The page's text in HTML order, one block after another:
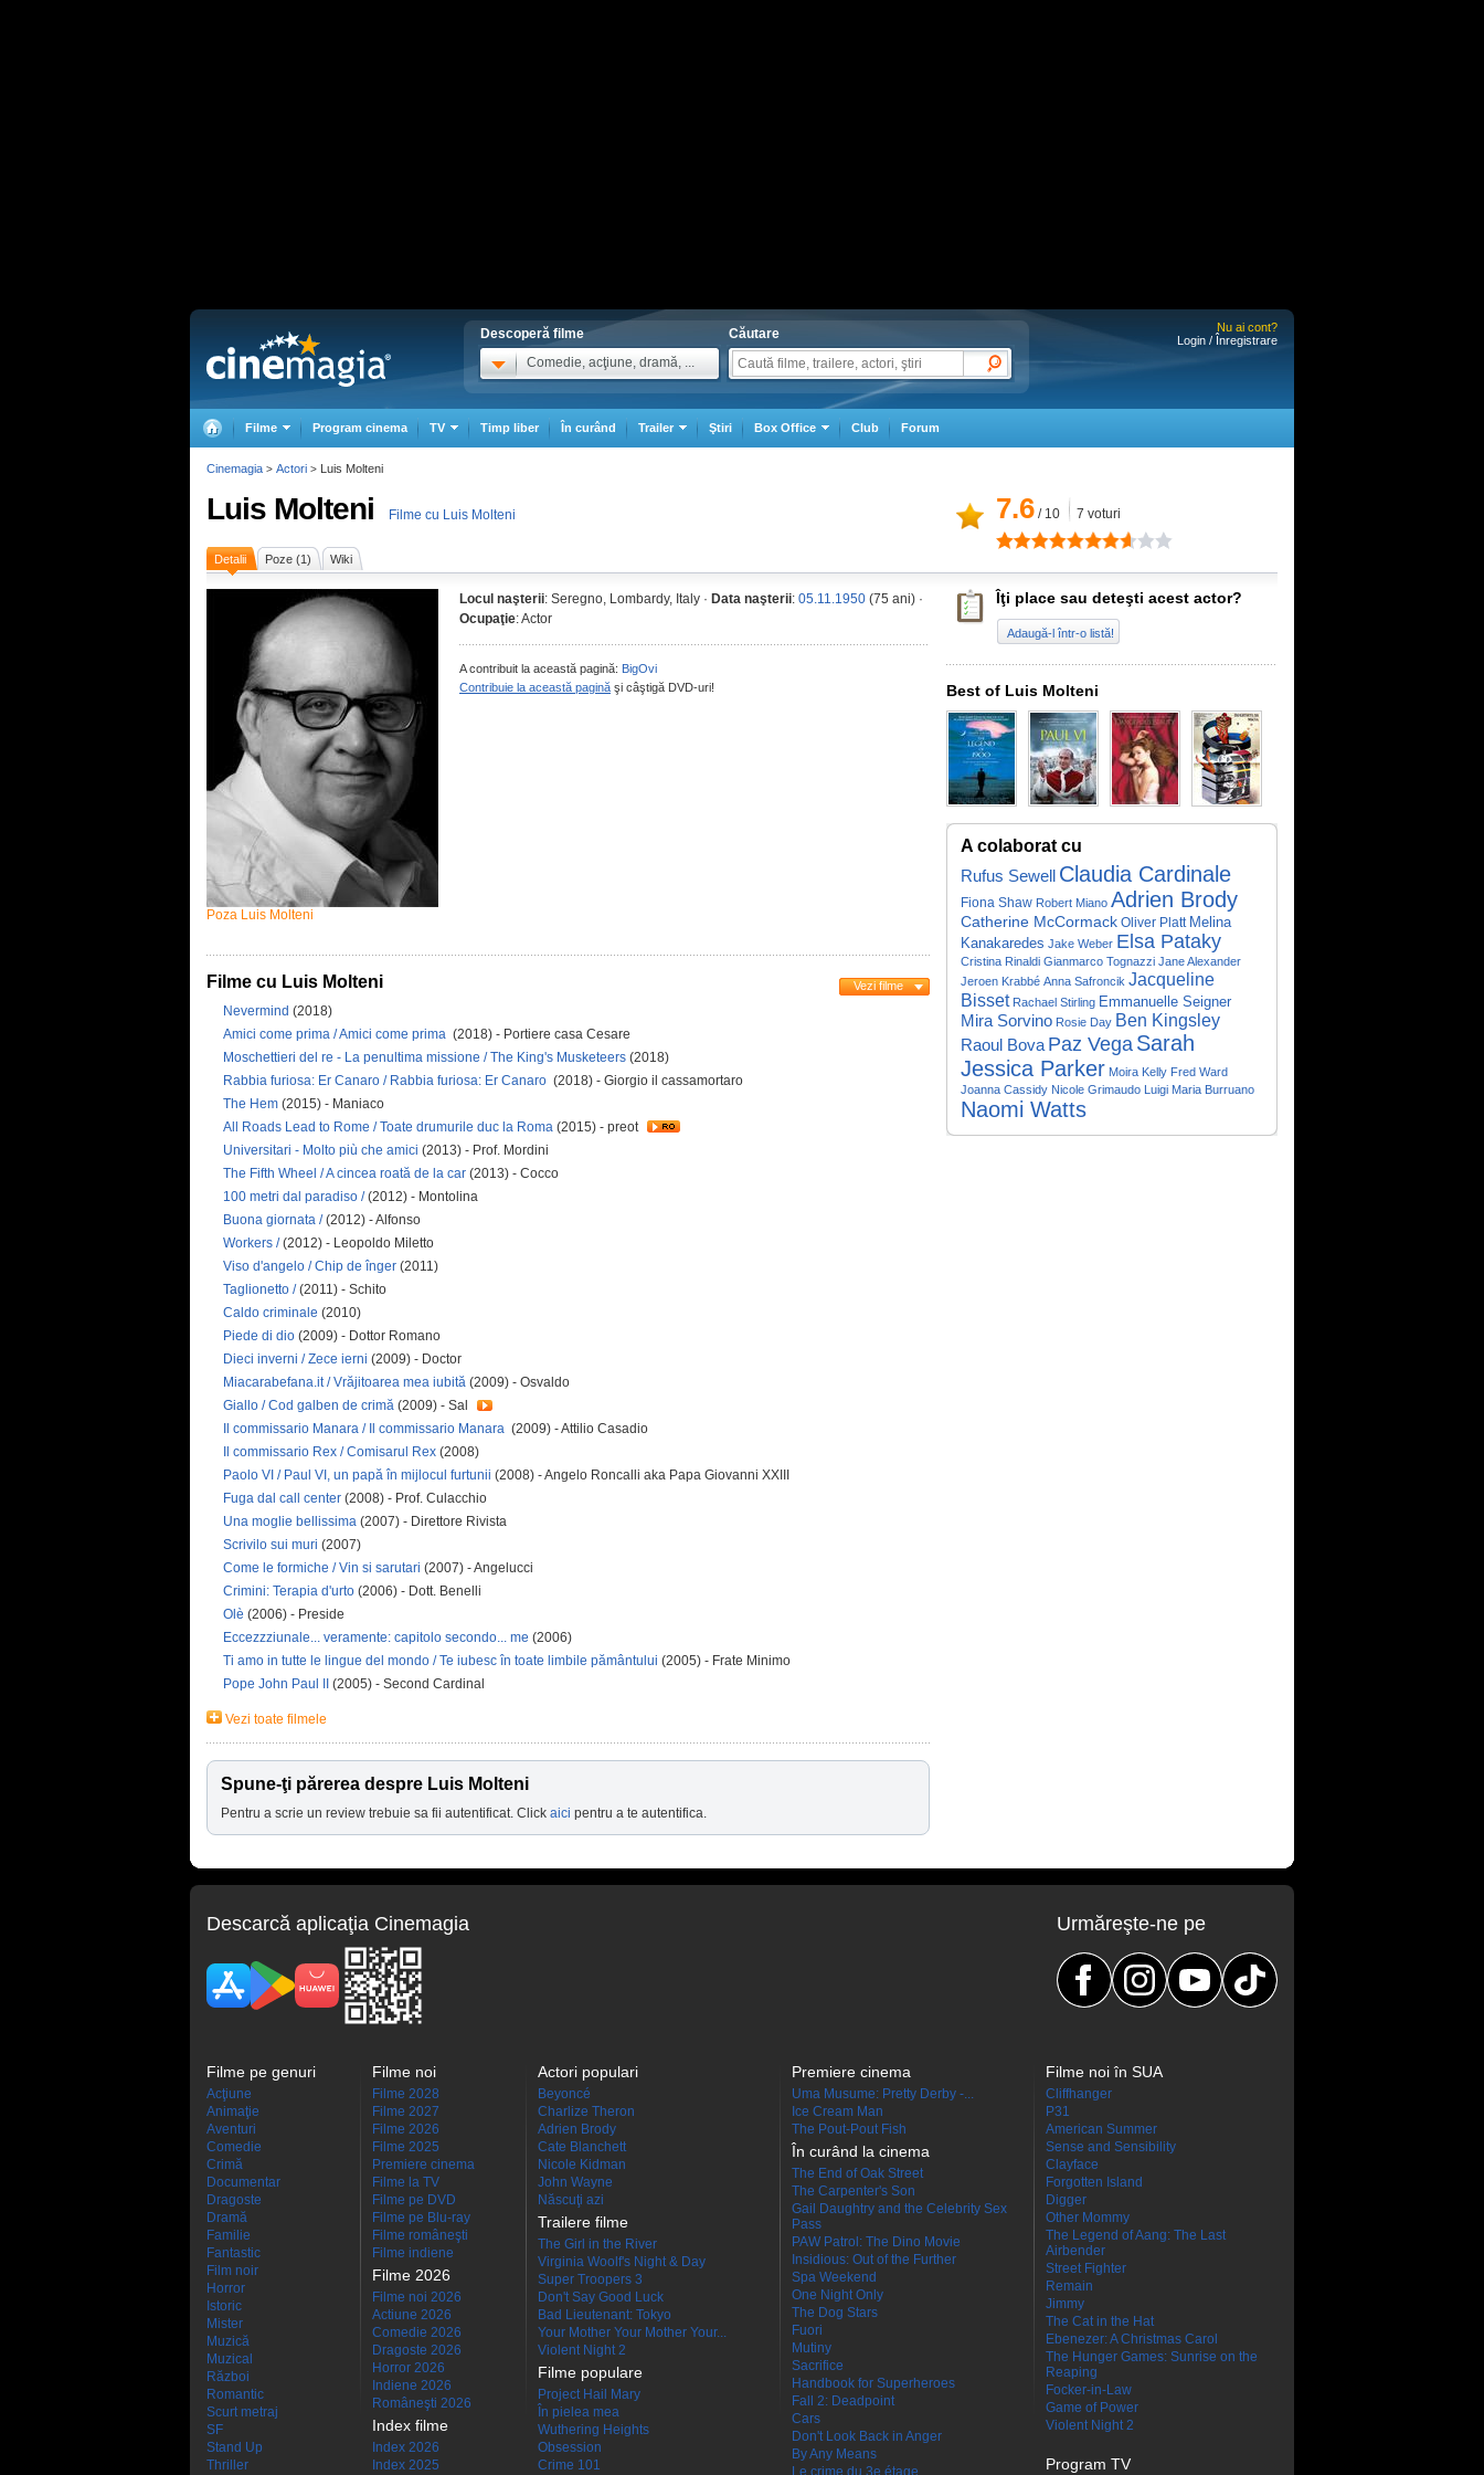
Descoperă filme
Comedie, acţiune, dramă, ...
Căutare
Nu ai cont?
Login / Înregistrare
Filme Program cinema TV Timp liber În curând Trailer Ştiri Box Office Club Forum
Luis Molteni Filme cu Luis Molteni 7.6 / 10 7 voturi
Detalii Poze (1) Wiki
Poza Luis Molteni
Locul naşterii: Seregno, Lombardy, Italy · Data naşterii: 05.11.1950 (75 ani) ·
Ocupaţie: Actor
A contribuit la această pagină: BigOvi
Contribuie la această pagină şi câştigă DVD-uri!
Filme cu Luis Molteni Vezi filme
Nevermind (2018)
Amici come prima / Amici come prima (2018) - Portiere casa Cesare
Moschettieri del re - La penultima missione / The King's Musketeers (2018)
Rabbia furiosa: Er Canaro / Rabbia furiosa: Er Canaro (2018) - Giorgio il cassamortaro
The Hem (2015) - Maniaco
All Roads Lead to Rome / Toate drumurile duc la Roma (2015) - preot
Universitari - Molto più che amici (2013) - Prof. Mordini
The Fifth Wheel / A cincea roată de la car (2013) - Cocco
100 metri dal paradiso /(2012) - Montolina
Buona giornata /(2012) - Alfonso
Workers /(2012) - Leopoldo Miletto
Viso d'angelo / Chip de înger (2011)
Taglionetto /(2011) - Schito
Caldo criminale (2010)
Piede di dio (2009) - Dottor Romano
Dieci inverni / Zece ierni (2009) - Doctor
Miacarabefana.it / Vrăjitoarea mea iubită (2009) - Osvaldo
Giallo / Cod galben de crimă (2009) - Sal
Il commissario Manara / Il commissario Manara (2009) - Attilio Casadio
Il commissario Rex / Comisarul Rex (2008)
Paolo VI / Paul VI, un papă în mijlocul furtunii (2008) - Angelo Roncalli aka Papa Giovanni XXIII
Fuga dal call center (2008) - Prof. Culacchio
Una moglie bellissima (2007) - Direttore Rivista
Scrivilo sui muri (2007)
Come le formiche / Vin si sarutari (2007) - Angelucci
Crimini: Terapia d'urto (2006) - Dott. Benelli
Olè (2006) - Preside
Eccezzziunale... veramente: capitolo secondo... me (2006)
Ti amo in tutte le lingue del mondo / Te iubesc în toate limbile pământului (2005) - Frate Minimo
Pope John Paul II (2005) - Second Cardinal
Vezi toate filmele
Spune-ţi părerea despre Luis Molteni
Pentru a scrie un review trebuie sa fii autentificat. Click aici pentru a te autentifica.
Îţi place sau deteşti acest actor?
Adaugă-l într-o listă!
Best of Luis Molteni
A colaborat cu
Rufus Sewell Claudia Cardinale
Fiona Shaw Robert Miano Adrien Brody
Catherine McCormack Oliver Platt Melina
Kanakaredes Jake Weber Elsa Pataky
Cristina Rinaldi Gianmarco Tognazzi Jane Alexander
Jeroen Krabbé Anna Safroncik Jacqueline
Bisset Rachael Stirling Emmanuelle Seigner
Mira Sorvino Rosie Day Ben Kingsley
Raoul Bova Paz Vega Sarah
Jessica Parker Moira Kelly Fred Ward
Joanna Cassidy Nicole Grimaudo Luigi Maria Burruano
Naomi Watts
Cinemagia > Actori > Luis Molteni
Descarcă aplicaţia Cinemagia Urmăreşte-ne pe
Filme pe genuri
Acţiune
Animaţie
Aventuri
Comedie
Crimă
Documentar
Dragoste
Dramă
Familie
Fantastic
Film noir
Horror
Istoric
Mister
Muzică
Muzical
Război
Romantic
Scurt metraj
SF
Stand Up
Thriller
Filme noi
Filme 2028
Filme 2027
Filme 2026
Filme 2025
Premiere cinema
Filme la TV
Filme pe DVD
Filme pe Blu-ray
Filme româneşti
Filme indiene
Filme 2026
Filme noi 2026
Actiune 2026
Comedie 2026
Dragoste 2026
Horror 2026
Indiene 2026
Româneşti 2026
Index filme
Index 2026
Index 2025
Actori populari
Beyoncé
Charlize Theron
Adrien Brody
Cate Blanchett
Nicole Kidman
John Wayne
Născuţi azi
Trailere filme
The Girl in the River
Virginia Woolf's Night & Day
Super Troopers 3
Don't Say Good Luck
Bad Lieutenant: Tokyo
Your Mother Your Mother Your...
Violent Night 2
Filme populare
Project Hail Mary
În pielea mea
Wuthering Heights
Obsession
Crime 101
Premiere cinema
Uma Musume: Pretty Derby -...
Ice Cream Man
The Pout-Pout Fish
În curând la cinema
The End of Oak Street
The Carpenter's Son
Gail Daughtry and the Celebrity Sex
Pass
PAW Patrol: The Dino Movie
Insidious: Out of the Further
Spa Weekend
One Night Only
The Dog Stars
Fuori
Mutiny
Sacrifice
Handbook for Superheroes
Fall 2: Deadpoint
Cars
Don't Look Back in Anger
By Any Means
Filme noi în SUA
Cliffhanger
P31
American Summer
Sense and Sensibility
Clayface
Forgotten Island
Digger
Other Mommy
The Legend of Aang: The Last
Airbender
Street Fighter
Remain
Jimmy
The Cat in the Hat
Ebenezer: A Christmas Carol
The Hunger Games: Sunrise on the
Reaping
Focker-in-Law
Game of Power
Violent Night 2
Program TV